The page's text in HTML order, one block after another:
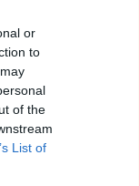
or
to
of the
List of